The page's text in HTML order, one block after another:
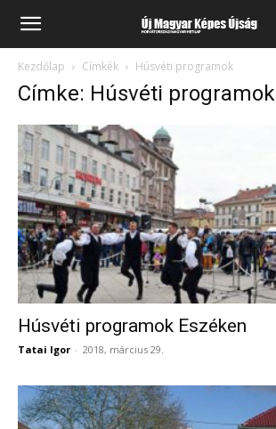
Kezdőlap Címkék Húsvéti programok
Címke: Húsvéti programok
Húsvéti programok Eszéken
Tatai Igor - 2018, március 29.